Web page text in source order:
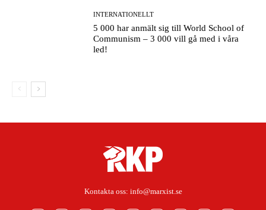
INTERNATIONELLT
5 000 har anmält sig till World School of
Communism – 3 000 vill gå med i våra
led!
Kontakta oss: info@marxist.se